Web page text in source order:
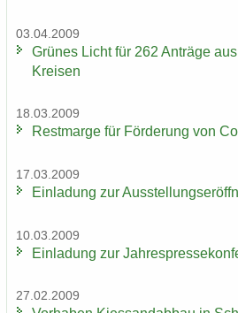
03.04.2009
Grü­nes Licht für 262 An­trä­ge
Krei­sen
18.03.2009
Rest­mar­ge für För­de­rung von
17.03.2009
Ein­la­dung zur
10.03.2009
Ein­la­dung zur
27.02.2009